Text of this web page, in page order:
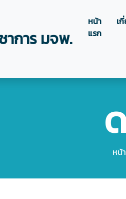
าการ มจพ.
หน้า
แรก
เ
หน้